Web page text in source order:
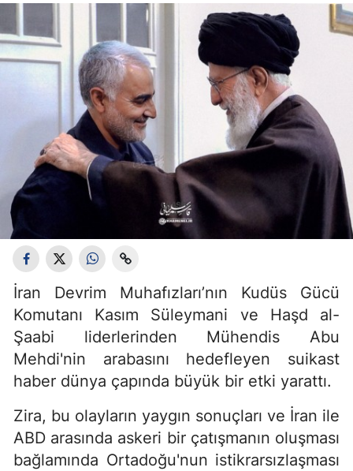
İran Devrim Muhafızları’nın Kudüs Gücü
Komutanı Kasım Süleymani ve Haşd al-
Şaabi liderlerinden Mühendis Abu
Mehdi'nin arabasını hedefleyen suikast
haber dünya çapında büyük bir etki yarattı.
Zira, bu olayların yaygın sonuçları ve İran ile
ABD arasında askeri bir çatışmanın oluşması
bağlamında Ortadoğu'nun istikrarsızlaşması